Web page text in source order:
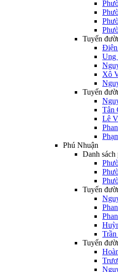
Tuyến
Điện
Ung
Xô
Tuyến
Tân
Lê
Phú Nhuận
Danh
Tuyến
Tuyến